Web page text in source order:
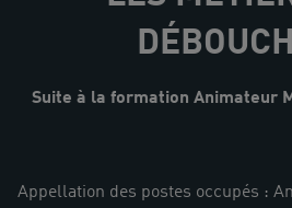
Suite à la formation Animateur
Appellation des postes occupés :